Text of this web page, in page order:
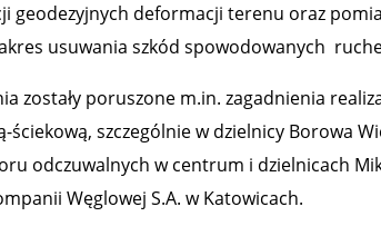
geodezyjnych deformacji terenu oraz
usuwania szkód spowodowanych
zostały poruszone m.in. zagadnienia
ściekową, szczególnie w dzielnicy Borowa
odczuwalnych w centrum i dzielnicach
Węglowej S.A. w Katowicach.